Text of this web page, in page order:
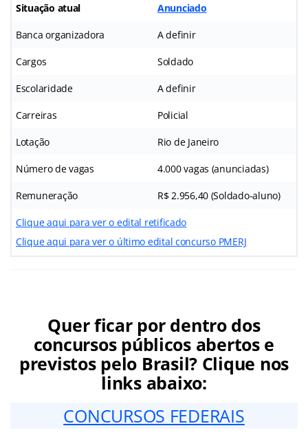
Situação atual Anunciado
Banca organizadora A definir
Cargos Soldado
Escolaridade A definir
Carreiras Policial
Lotação Rio de Janeiro
Número de vagas 4.000 vagas (anunciadas)
Remuneração R$ 2.956,40 (Soldado-aluno)
Clique aqui para ver o edital retificado
Clique aqui para ver o último edital concurso PMERJ
Quer ficar por dentro dos
concursos públicos abertos e
previstos pelo Brasil? Clique nos
links abaixo:
CONCURSOS FEDERAIS